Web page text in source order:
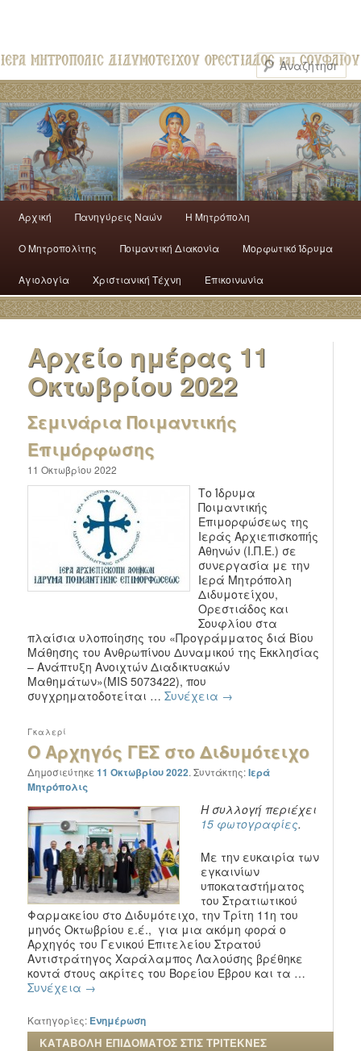
Αρχική Πανηγύρεις Ναών H Mητρόπολη
Ο Mητροπολίτης Ποιμαντική Διακονία Μορφωτικό Ίδρυμα
Αγιολογία Χριστιανική Τέχνη Επικοινωνία
Αρχείο ημέρας 11
Οκτωβρίου 2022
Σεμινάρια Ποιμαντικής
Επιμόρφωσης
11 Οκτωβρίου 2022
Το Ίδρυμα
Ποιμαντικής
Επιμορφώσεως της
Ιεράς Αρχιεπισκοπής
Αθηνών (Ι.Π.Ε.) σε
συνεργασία με την
Ιερά Μητρόπολη
Διδυμοτείχου,
Ορεστιάδος και
Σουφλίου στα
πλαίσια υλοποίησης του «Προγράμματος διά Βίου
Μάθησης του Ανθρωπίνου Δυναμικού της Εκκλησίας
– Ανάπτυξη Ανοιχτών Διαδικτυακών
Μαθημάτων»(MIS 5073422), που
συγχρηματοδοτείται …Συνέχεια →
Ο Αρχηγός ΓΕΣ στο Διδυμότειχο
Γκαλερί
Δημοσιεύτηκε11 Οκτωβρίου 2022.Συντάκτης:Ιερά
Μητρόπολις
Η συλλογή περιέχει
15 φωτογραφίες.
Με την ευκαιρία των
εγκαινίων
υποκαταστήματος
του Στρατιωτικού
Φαρμακείου στο Διδυμότειχο, την Τρίτη 11η του
μηνός Οκτωβρίου ε.έ., για μια ακόμη φορά ο
Αρχηγός του Γενικού Επιτελείου Στρατού
Αντιστράτηγος Χαράλαμπος Λαλούσης βρέθηκε
κοντά στους ακρίτες του Βορείου Έβρου και τα …
Συνέχεια →
Κατηγορίες: Ενημέρωση
ΚΑΤΑΒΟΛΗ ΕΠΙΔΟΜΑΤΟΣ ΣΤΙΣ ΤΡΙΤΕΚΝΕΣ